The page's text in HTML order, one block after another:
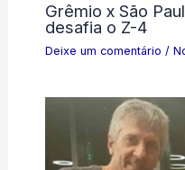
Grêmio x São
desafia o Z-4
Deixe um comentário /